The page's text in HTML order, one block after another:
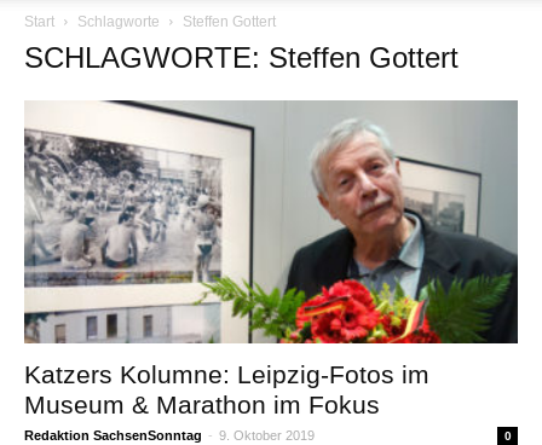
Start Schlagworte Steffen Gottert
SCHLAGWORTE: Steffen Gottert
Katzers Kolumne: Leipzig-Fotos im
Museum & Marathon im Fokus
Redaktion SachsenSonntag - 9. Oktober 2019 0